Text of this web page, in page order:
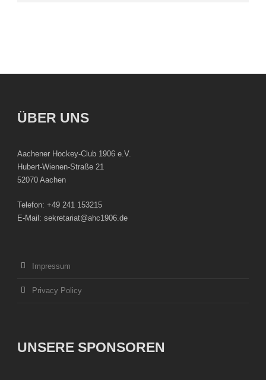
ÜBER UNS
Aachener Hockey-Club 1906 e.V.
Hubert-Wienen-Straße 21
52070 Aachen
Telefon: +49 241 153215
E-Mail: sekretariat@ahc1906.de
Impressum
Privacy Policy
UNSERE SPONSOREN